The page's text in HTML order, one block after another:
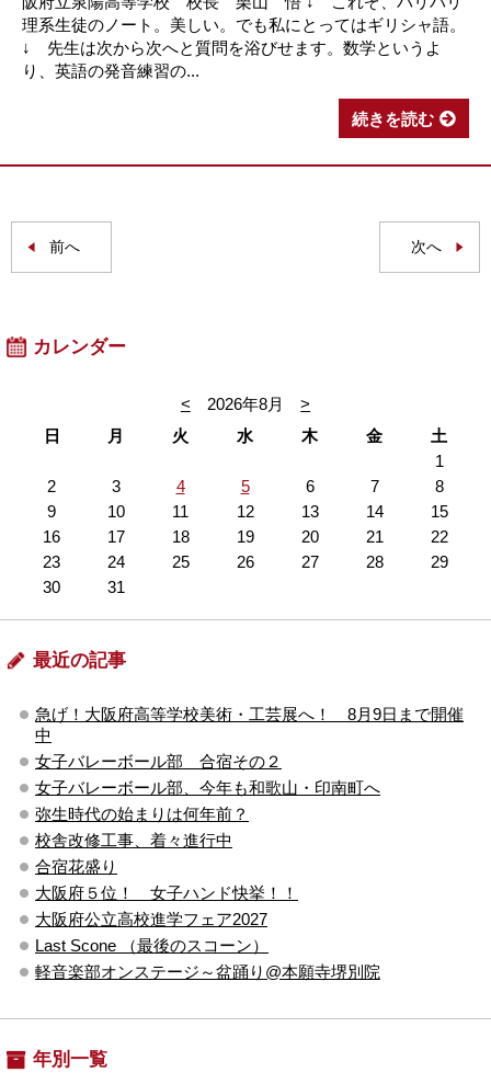
理系生徒のノート。美しい。でも私にとってはギリシャ語。
↓ 先生は次から次へと質問を浴びせます。数学というよ
り、英語の発音練習の...
続きを読む
前へ 次へ
カレンダー
< 2026年8月
>
日
月 火 水 木 金
土
1
2
3 4 5 6 7
8
9
10 11 12 13 14
15
16
17 18 19 20 21
22
23
24 25 26 27 28
29
30
31
最近の記事
急げ！大阪府高等学校美術・工芸展へ！ 8月9日まで開催
中
女子バレーボール部 合宿その２
女子バレーボール部、今年も和歌山・印南町へ
弥生時代の始まりは何年前？
校舎改修工事、着々進行中
合宿花盛り
大阪府５位！ 女子ハンド快挙！！
大阪府公立高校進学フェア2027
Last Scone （最後のスコーン）
軽音楽部オンステージ～盆踊り@本願寺堺別院
年別一覧